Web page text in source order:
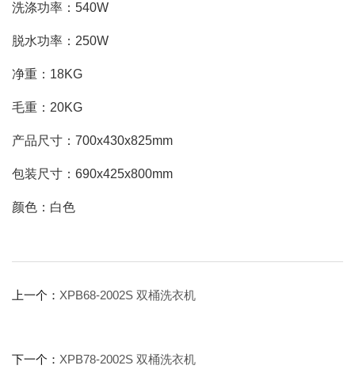
洗涤功率：540W
脱水功率：250W
净重：18KG
毛重：20KG
产品尺寸：700x430x825mm
包装尺寸：690x425x800mm
颜色：白色
上一个： XPB68-2002S 双桶洗衣机
下一个： XPB78-2002S 双桶洗衣机